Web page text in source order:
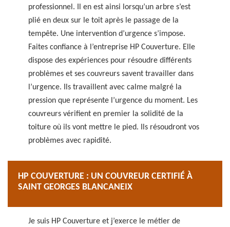
professionnel. Il en est ainsi lorsqu’un arbre s’est
plié en deux sur le toit après le passage de la
tempête. Une intervention d’urgence s’impose.
Faites confiance à l’entreprise HP Couverture. Elle
dispose des expériences pour résoudre différents
problèmes et ses couvreurs savent travailler dans
l’urgence. Ils travaillent avec calme malgré la
pression que représente l’urgence du moment. Les
couvreurs vérifient en premier la solidité de la
toiture où ils vont mettre le pied. Ils résoudront vos
problèmes avec rapidité.
HP COUVERTURE : UN COUVREUR CERTIFIÉ À
SAINT GEORGES BLANCANEIX
Je suis HP Couverture et j’exerce le métier de